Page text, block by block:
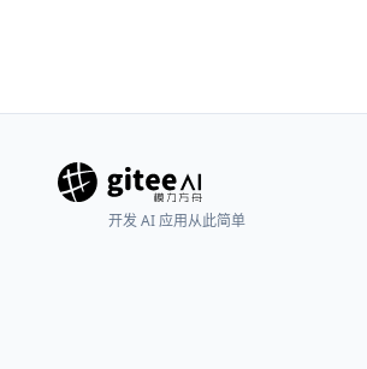
开发 AI 应用从此简单